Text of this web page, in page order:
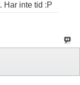
Har inte tid :P